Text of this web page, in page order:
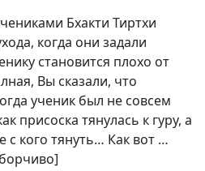
Бхакти Тиртхи
когда они задали
становится плохо от
Вы сказали, что
ученик был не совсем
присоска тянулась к гуру, а
с кого тянуть… Как вот …